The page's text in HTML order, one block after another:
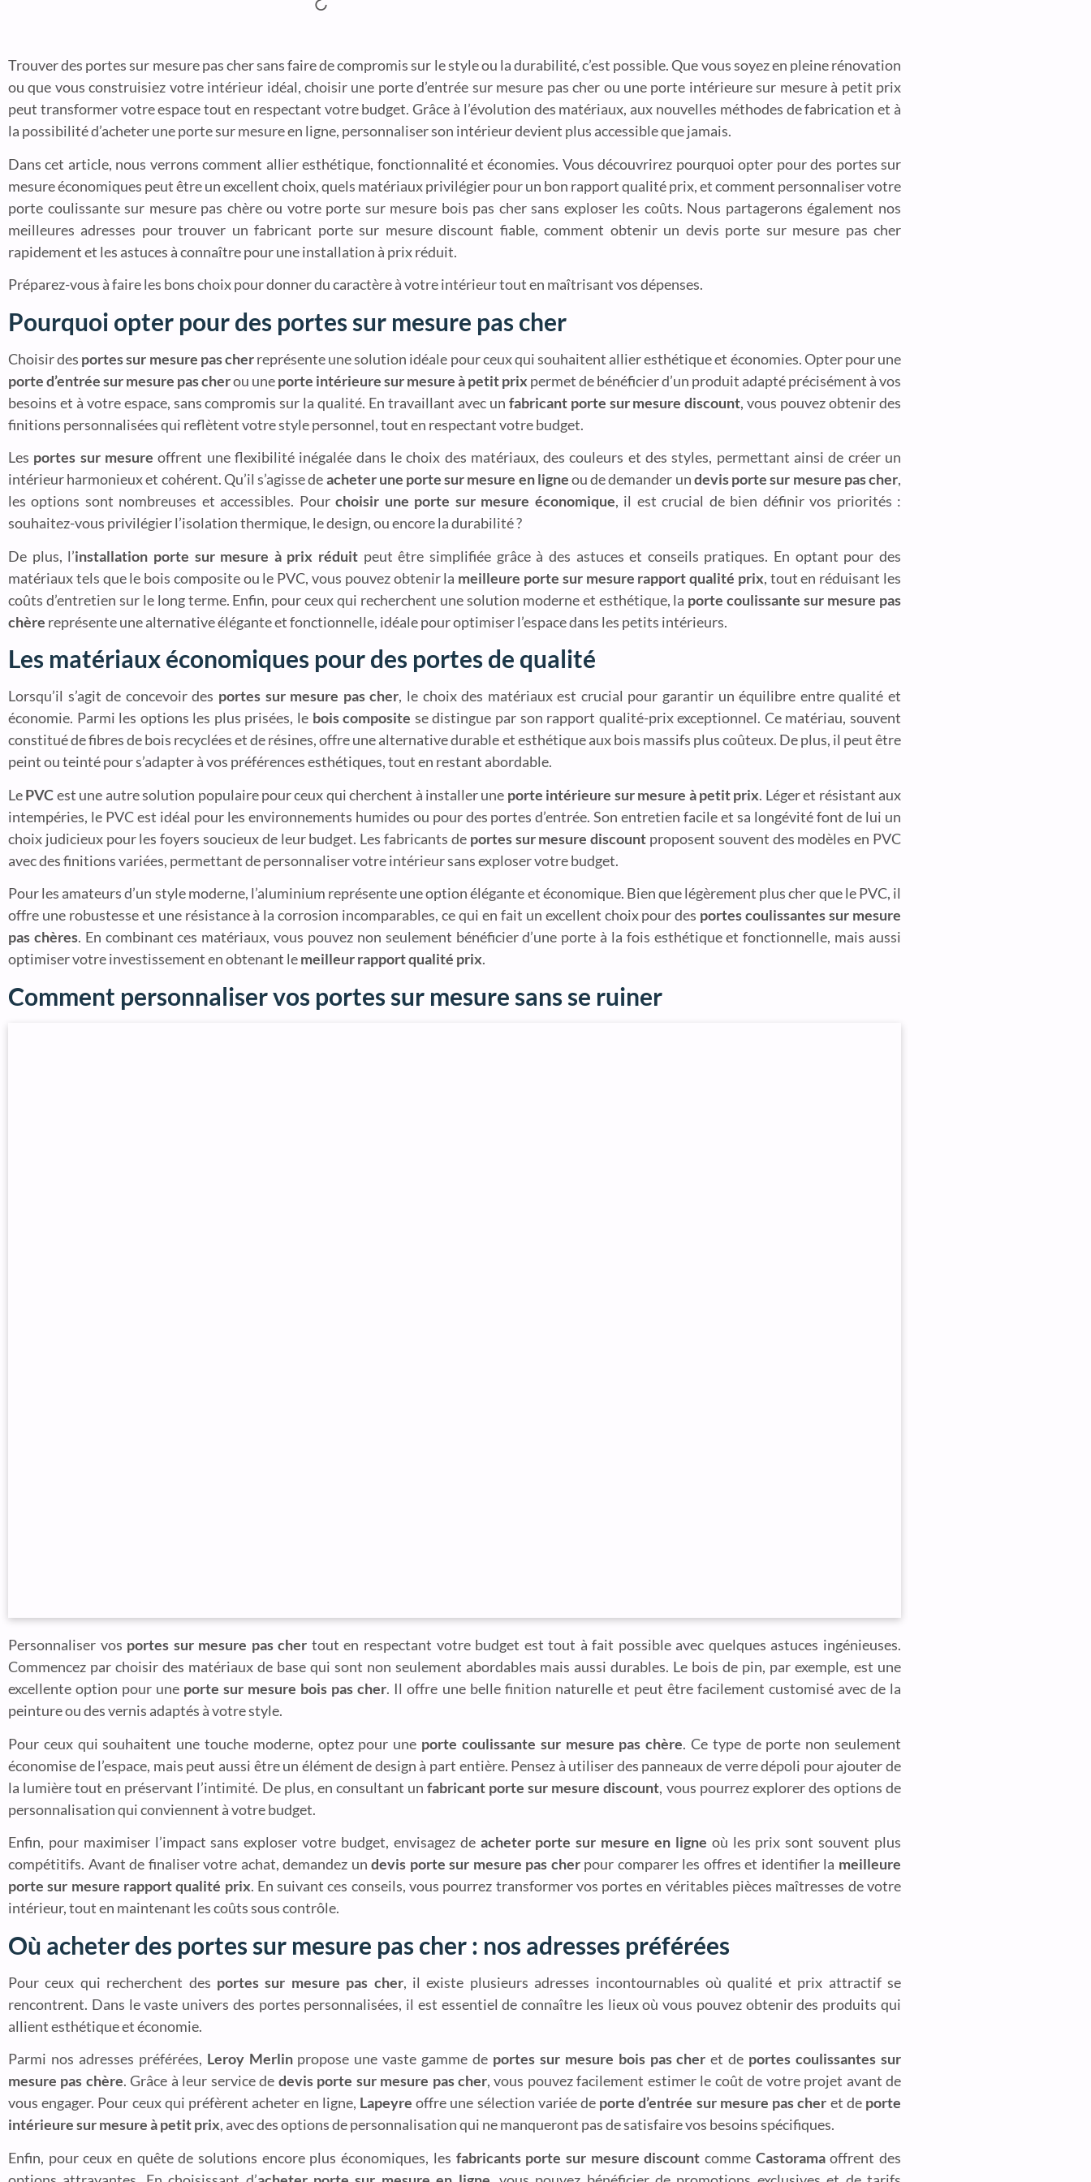
Trouver des portes sur mesure pas cher sans faire de compromis sur le style ou la durabilité, c’est possible. Que vous soyez en pleine rénovation
ou que vous construisiez votre intérieur idéal, choisir une porte d’entrée sur mesure pas cher ou une porte intérieure sur mesure à petit prix
peut transformer votre espace tout en respectant votre budget. Grâce à l’évolution des matériaux, aux nouvelles méthodes de fabrication et à
la possibilité d’acheter une porte sur mesure en ligne, personnaliser son intérieur devient plus accessible que jamais.
Dans cet article, nous verrons comment allier esthétique, fonctionnalité et économies. Vous découvrirez pourquoi opter pour des portes sur
mesure économiques peut être un excellent choix, quels matériaux privilégier pour un bon rapport qualité prix, et comment personnaliser votre
porte coulissante sur mesure pas chère ou votre porte sur mesure bois pas cher sans exploser les coûts. Nous partagerons également nos
meilleures adresses pour trouver un fabricant porte sur mesure discount fiable, comment obtenir un devis porte sur mesure pas cher
rapidement et les astuces à connaître pour une installation à prix réduit.
Préparez-vous à faire les bons choix pour donner du caractère à votre intérieur tout en maîtrisant vos dépenses.
Pourquoi opter pour des portes sur mesure pas cher
Choisir des portes sur mesure pas cherreprésente une solution idéale pour ceux qui souhaitent allier esthétique et économies. Opter pour une
porte d’entrée sur mesure pas cherou uneporte intérieure sur mesure à petit prix permet de bénéficier d’un produit adapté précisément à vos
besoins et à votre espace, sans compromis sur la qualité. En travaillant avec un fabricant porte sur mesure discount, vous pouvez obtenir des
finitions personnalisées qui reflètent votre style personnel, tout en respectant votre budget.
Les portes sur mesure offrent une flexibilité inégalée dans le choix des matériaux, des couleurs et des styles, permettant ainsi de créer un
intérieur harmonieux et cohérent. Qu’il s’agisse deacheter une porte sur mesure en ligneou de demander undevis porte sur mesure pas cher,
les options sont nombreuses et accessibles. Pourchoisir une porte sur mesure économique, il est crucial de bien définir vos priorités :
souhaitez-vous privilégier l’isolation thermique, le design, ou encore la durabilité ?
De plus, l’installation porte sur mesure à prix réduit peut être simplifiée grâce à des astuces et conseils pratiques. En optant pour des
matériaux tels que le bois composite ou le PVC, vous pouvez obtenir la meilleure porte sur mesure rapport qualité prix, tout en réduisant les
coûts d’entretien sur le long terme. Enfin, pour ceux qui recherchent une solution moderne et esthétique, la porte coulissante sur mesure pas
chère représente une alternative élégante et fonctionnelle, idéale pour optimiser l’espace dans les petits intérieurs.
Les matériaux économiques pour des portes de qualité
Lorsqu’il s’agit de concevoir des portes sur mesure pas cher, le choix des matériaux est crucial pour garantir un équilibre entre qualité et
économie. Parmi les options les plus prisées, le bois composite se distingue par son rapport qualité-prix exceptionnel. Ce matériau, souvent
constitué de fibres de bois recyclées et de résines, offre une alternative durable et esthétique aux bois massifs plus coûteux. De plus, il peut être
peint ou teinté pour s’adapter à vos préférences esthétiques, tout en restant abordable.
LePVCest une autre solution populaire pour ceux qui cherchent à installer une porte intérieure sur mesure à petit prix. Léger et résistant aux
intempéries, le PVC est idéal pour les environnements humides ou pour des portes d’entrée. Son entretien facile et sa longévité font de lui un
choix judicieux pour les foyers soucieux de leur budget. Les fabricants de portes sur mesure discount proposent souvent des modèles en PVC
avec des finitions variées, permettant de personnaliser votre intérieur sans exploser votre budget.
Pour les amateurs d’un style moderne, l’aluminium représente une option élégante et économique. Bien que légèrement plus cher que le PVC, il
offre une robustesse et une résistance à la corrosion incomparables, ce qui en fait un excellent choix pour des portes coulissantes sur mesure
pas chères. En combinant ces matériaux, vous pouvez non seulement bénéficier d’une porte à la fois esthétique et fonctionnelle, mais aussi
optimiser votre investissement en obtenant lemeilleur rapport qualité prix.
Comment personnaliser vos portes sur mesure sans se ruiner
Personnaliser vos portes sur mesure pas cher tout en respectant votre budget est tout à fait possible avec quelques astuces ingénieuses.
Commencez par choisir des matériaux de base qui sont non seulement abordables mais aussi durables. Le bois de pin, par exemple, est une
excellente option pour une porte sur mesure bois pas cher. Il offre une belle finition naturelle et peut être facilement customisé avec de la
peinture ou des vernis adaptés à votre style.
Pour ceux qui souhaitent une touche moderne, optez pour une porte coulissante sur mesure pas chère. Ce type de porte non seulement
économise de l’espace, mais peut aussi être un élément de design à part entière. Pensez à utiliser des panneaux de verre dépoli pour ajouter de
la lumière tout en préservant l’intimité. De plus, en consultant unfabricant porte sur mesure discount, vous pourrez explorer des options de
personnalisation qui conviennent à votre budget.
Enfin, pour maximiser l’impact sans exploser votre budget, envisagez de acheter porte sur mesure en ligne où les prix sont souvent plus
compétitifs. Avant de finaliser votre achat, demandez undevis porte sur mesure pas cherpour comparer les offres et identifier la meilleure
porte sur mesure rapport qualité prix. En suivant ces conseils, vous pourrez transformer vos portes en véritables pièces maîtresses de votre
intérieur, tout en maintenant les coûts sous contrôle.
Où acheter des portes sur mesure pas cher : nos adresses préférées
Pour ceux qui recherchent des portes sur mesure pas cher, il existe plusieurs adresses incontournables où qualité et prix attractif se
rencontrent. Dans le vaste univers des portes personnalisées, il est essentiel de connaître les lieux où vous pouvez obtenir des produits qui
allient esthétique et économie.
Parmi nos adresses préférées, Leroy Merlinpropose une vaste gamme de portes sur mesure bois pas cher et de portes coulissantes sur
mesure pas chère. Grâce à leur service de devis porte sur mesure pas cher, vous pouvez facilement estimer le coût de votre projet avant de
vous engager. Pour ceux qui préfèrent acheter en ligne, Lapeyre offre une sélection variée de porte d’entrée sur mesure pas cher et de porte
intérieure sur mesure à petit prix, avec des options de personnalisation qui ne manqueront pas de satisfaire vos besoins spécifiques.
Enfin, pour ceux en quête de solutions encore plus économiques, les fabricants porte sur mesure discount comme Castoramaoffrent des